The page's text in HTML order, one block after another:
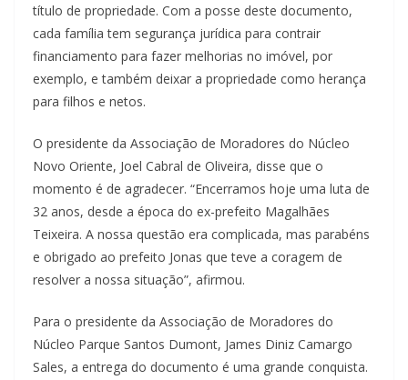
título de propriedade. Com a posse deste documento,
cada família tem segurança jurídica para contrair
financiamento para fazer melhorias no imóvel, por
exemplo, e também deixar a propriedade como herança
para filhos e netos.
O presidente da Associação de Moradores do Núcleo
Novo Oriente, Joel Cabral de Oliveira, disse que o
momento é de agradecer. “Encerramos hoje uma luta de
32 anos, desde a época do ex-prefeito Magalhães
Teixeira. A nossa questão era complicada, mas parabéns
e obrigado ao prefeito Jonas que teve a coragem de
resolver a nossa situação”, afirmou.
Para o presidente da Associação de Moradores do
Núcleo Parque Santos Dumont, James Diniz Camargo
Sales, a entrega do documento é uma grande conquista.